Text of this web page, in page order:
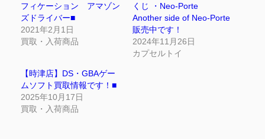
フィケーション アマゾン
ズドライバー■
2021年2月1日
買取・入荷商品
くじ ・Neo-Porte
Another side of Neo-Porte
販売中です！
2024年11月26日
カプセルトイ
【時津店】DS・GBAゲー
ムソフト買取情報です！■
2025年10月17日
買取・入荷商品